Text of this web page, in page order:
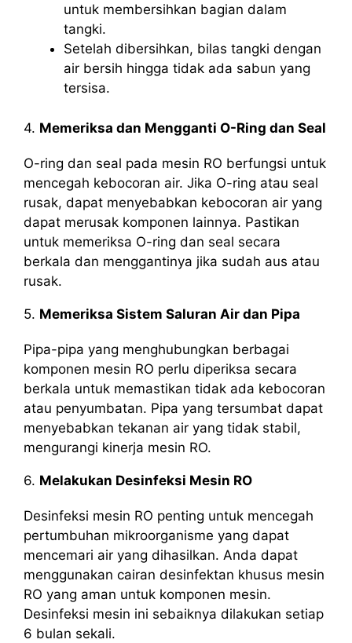
untuk membersihkan bagian dalam
tangki.
Setelah dibersihkan, bilas tangki dengan
air bersih hingga tidak ada sabun yang
tersisa.
4. Memeriksa dan Mengganti O-Ring dan Seal
O-ring dan seal pada mesin RO berfungsi untuk
mencegah kebocoran air. Jika O-ring atau seal
rusak, dapat menyebabkan kebocoran air yang
dapat merusak komponen lainnya. Pastikan
untuk memeriksa O-ring dan seal secara
berkala dan menggantinya jika sudah aus atau
rusak.
5. Memeriksa Sistem Saluran Air dan Pipa
Pipa-pipa yang menghubungkan berbagai
komponen mesin RO perlu diperiksa secara
berkala untuk memastikan tidak ada kebocoran
atau penyumbatan. Pipa yang tersumbat dapat
menyebabkan tekanan air yang tidak stabil,
mengurangi kinerja mesin RO.
6. Melakukan Desinfeksi Mesin RO
Desinfeksi mesin RO penting untuk mencegah
pertumbuhan mikroorganisme yang dapat
mencemari air yang dihasilkan. Anda dapat
menggunakan cairan desinfektan khusus mesin
RO yang aman untuk komponen mesin.
Desinfeksi mesin ini sebaiknya dilakukan setiap
6 bulan sekali.